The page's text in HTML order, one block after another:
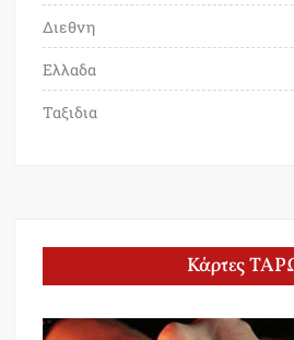
Διεθνη
Ελλαδα
Ταξιδια
Κάρτες